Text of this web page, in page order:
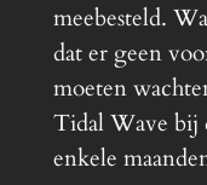
meebesteld.
dat er geen
moeten
Tidal Wave bij
enkele